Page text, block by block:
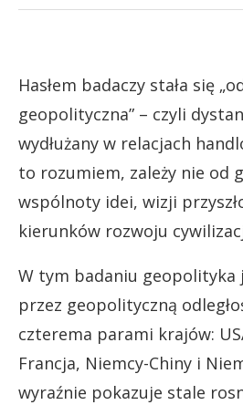
Hasłem badaczy stała się
geopolityczna” – czyli
wydłużany w relacjach
to rozumiem, zależy nie od
wspólnoty idei, wizji
kierunków rozwoju
W tym badaniu geopolityka
przez geopolityczną
czterema parami krajów:
Francja, Niemcy-Chiny i
wyraźnie pokazuje stale